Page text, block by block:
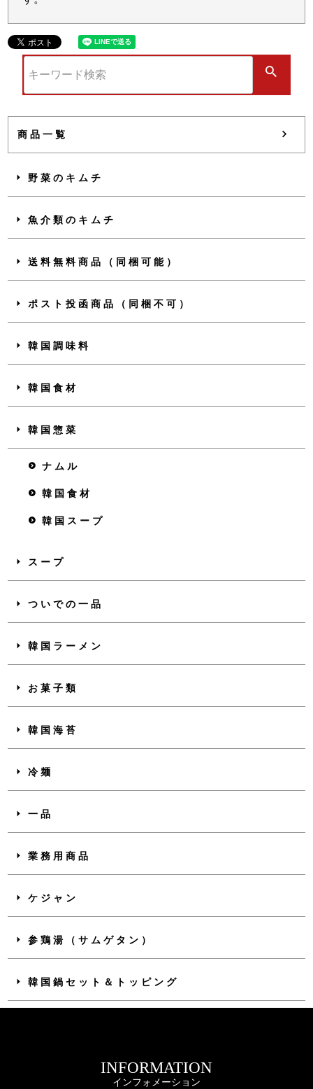
商品一覧
野菜のキムチ
魚介類のキムチ
送料無料商品（同梱可能）
ポスト投函商品（同梱不可）
韓国調味料
韓国食材
韓国惣菜
ナムル
韓国食材
韓国スープ
スープ
ついでの一品
韓国ラーメン
お菓子類
韓国海苔
冷麺
一品
業務用商品
ケジャン
参鶏湯（サムゲタン）
韓国鍋セット＆トッピング
INFORMATION
インフォメーション